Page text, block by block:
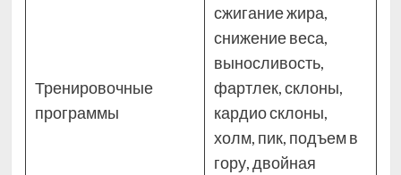
Тренировочные
программы
сжигание жира,
снижение веса,
выносливость,
фартлек, склоны,
кардио склоны,
холм, пик, подъем в
гору, двойная